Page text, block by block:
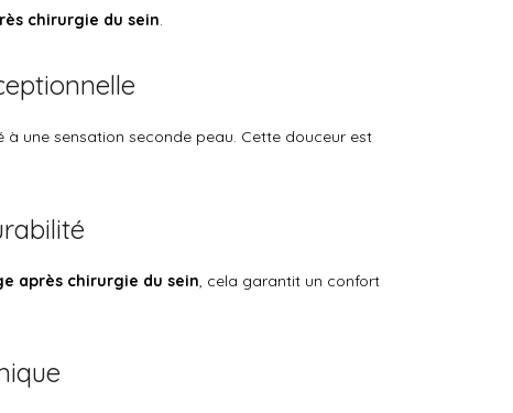
chirurgie du sein.
une sensation seconde peau. Cette douceur est
après chirurgie du sein , cela garantit un confort